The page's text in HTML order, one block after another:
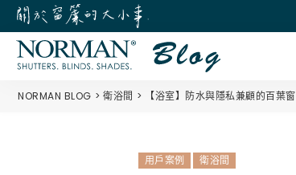
NORMAN BLOG 衛浴間 【浴室】防水與隱私兼顧的百葉窗
用戶案例 衛浴間